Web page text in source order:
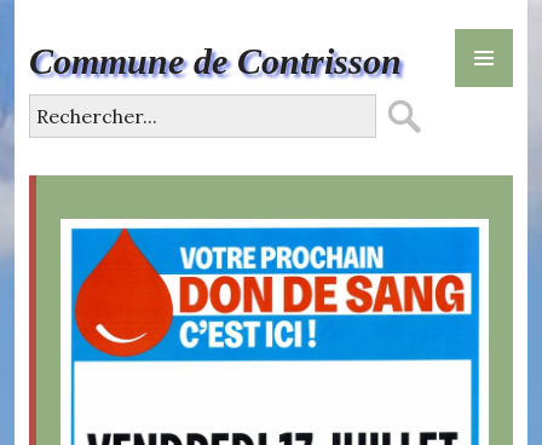
content
Commune de Contrisson